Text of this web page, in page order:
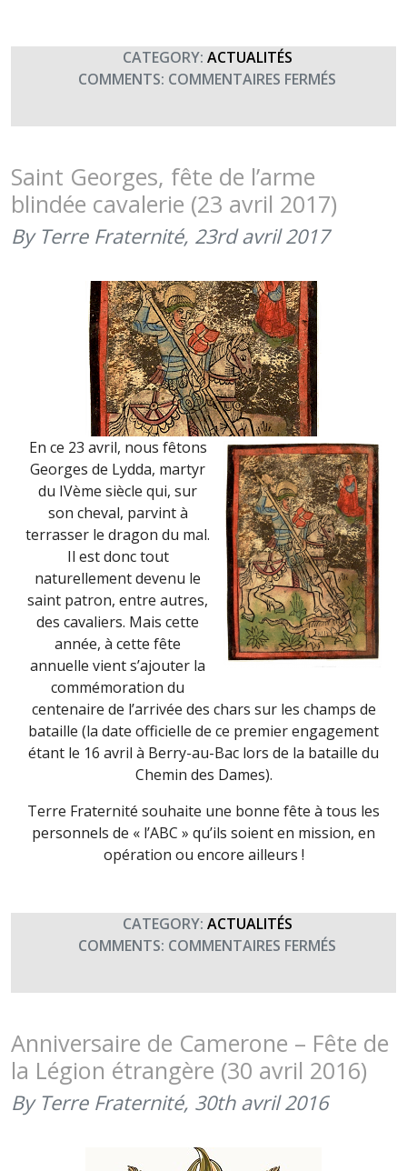
CATEGORY: ACTUALITÉS
COMMENTS: COMMENTAIRES FERMÉS
FÊTE
Saint Georges, fête de l’arme
blindée cavalerie (23 avril 2017)
By Terre Fraternité, 23rd avril 2017
En ce 23 avril, nous fêtons
Georges de Lydda, martyr
du IVème siècle qui, sur
son cheval, parvint à
terrasser le dragon du mal.
Il est donc tout
naturellement devenu le
saint patron, entre autres,
des cavaliers. Mais cette
année, à cette fête
annuelle vient s’ajouter la
commémoration du
centenaire de l’arrivée des chars sur les champs de
bataille (la date officielle de ce premier engagement
étant le 16 avril à Berry-au-Bac lors de la bataille du
Chemin des Dames).
Terre Fraternité souhaite une bonne fête à tous les
personnels de « l’ABC » qu’ils soient en mission, en
opération ou encore ailleurs !
CATEGORY: ACTUALITÉS
COMMENTS: COMMENTAIRES FERMÉS
GEORGES,
DE
L’ARME
BLINDÉE
Anniversaire de Camerone – Fête de
la Légion étrangère (30 avril 2016)
By Terre Fraternité, 30th avril 2016